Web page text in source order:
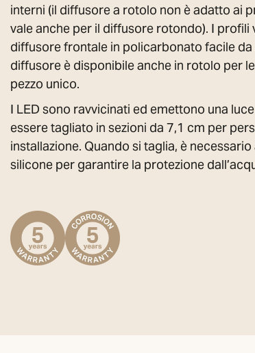
interni (il diffusore a rotolo non è adatto ai
vale anche per il diffusore rotondo). I profili
diffusore frontale in policarbonato facile
diffusore è disponibile anche in rotolo per
pezzo unico.
I LED sono ravvicinati ed emettono una
essere tagliato in sezioni da 7,1 cm per
installazione. Quando si taglia, è
silicone per garantire la protezione